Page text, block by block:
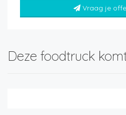
Vraag je
Deze foodtruck